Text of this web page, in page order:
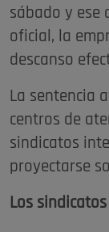
sábado y ese
oficial, la
descanso
La sentencia
centros de
sindicatos
proyectarse
Los